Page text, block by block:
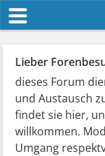
Lieber
dieses Forum
und Austausch
findet sie hier,
willkommen.
Umgang